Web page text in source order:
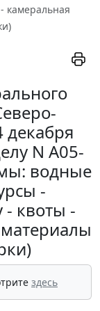
камеральная
декабря
N А05-
водные
-
квоты -
здесь